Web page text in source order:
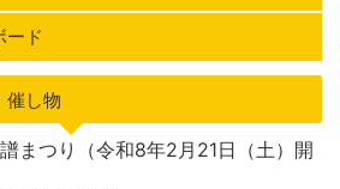
ード
催し物
まつり（令和8年2月21日（土）開